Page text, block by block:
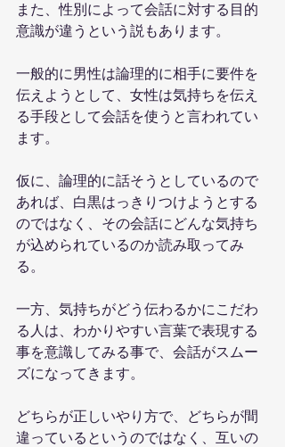
また、性別によって会話に対する目的
意識が違うという説もあります。
一般的に男性は論理的に相手に要件を
伝えようとして、女性は気持ちを伝え
る手段として会話を使うと言われてい
ます。
仮に、論理的に話そうとしているので
あれば、白黒はっきりつけようとする
のではなく、その会話にどんな気持ち
が込められているのか読み取ってみ
る。
一方、気持ちがどう伝わるかにこだわ
る人は、わかりやすい言葉で表現する
事を意識してみる事で、会話がスムー
ズになってきます。
どちらが正しいやり方で、どちらが間
違っているというのではなく、互いの